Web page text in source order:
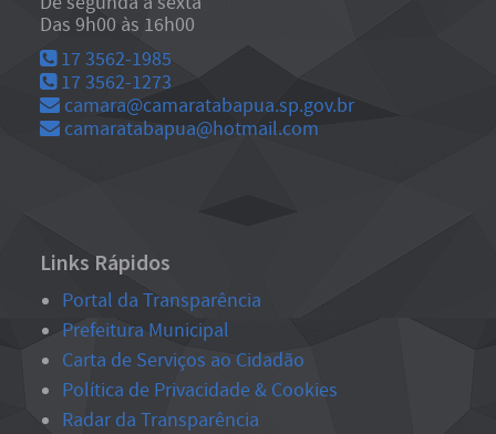
Das 9h00 às 16h00
17 3562-1985
17 3562-1273
camara@camaratabapua.sp.gov.br
camaratabapua@hotmail.com
Links Rápidos
Portal da Transparência
Prefeitura Municipal
Carta de Serviços ao Cidadão
Política de Privacidade & Cookies
Radar da Transparência